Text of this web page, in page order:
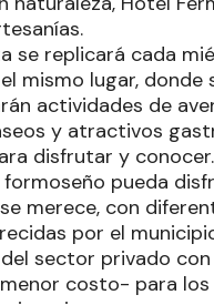
se replicará cada
mismo lugar, donde
actividades de
y atractivos
disfrutar y conocer.
formoseño pueda
merece, con
por el
sector privado
costo- para los